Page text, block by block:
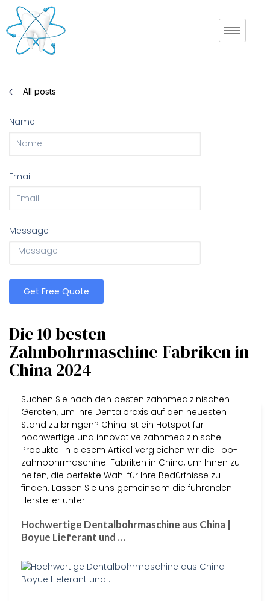
All posts
Name
Email
Message
Get Free Quote
Die 10 besten
Zahnbohrmaschine-Fabriken in
China 2024
Suchen Sie nach den besten zahnmedizinischen
Geräten, um Ihre Dentalpraxis auf den neuesten
Stand zu bringen? China ist ein Hotspot für
hochwertige und innovative zahnmedizinische
Produkte. In diesem Artikel vergleichen wir die Top-
zahnbohrmaschine-Fabriken in China, um Ihnen zu
helfen, die perfekte Wahl für Ihre Bedürfnisse zu
finden. Lassen Sie uns gemeinsam die führenden
Hersteller unter
Hochwertige Dentalbohrmaschine aus China |
Boyue Lieferant und …